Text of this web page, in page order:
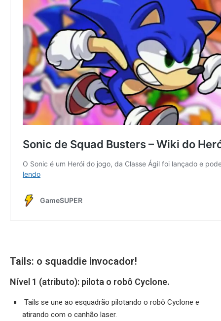
Tails: o squaddie invocador!
Nível 1 (atributo): pilota o robô Cyclone.
Tails se une ao esquadrão pilotando o robô Cyclone e
atirando com o canhão laser.